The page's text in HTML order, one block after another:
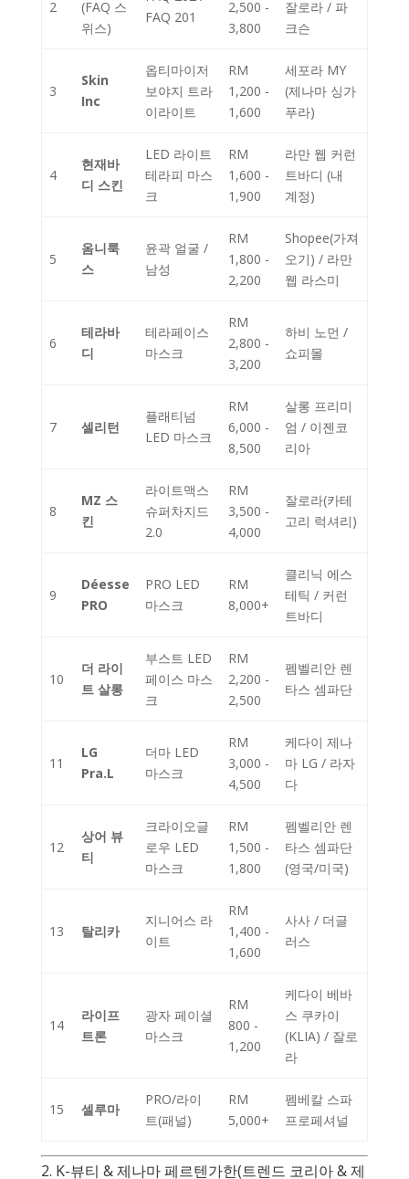
2
(FAQ 스
위스)
FAQ 201
2,500 -
3,800
잘로라 / 파
크슨
3
Skin
Inc
옵티마이저
보야지 트라
이라이트
RM
1,200 -
1,600
세포라 MY
(제나마 싱가
푸라)
4
현재바
디 스킨
LED 라이트
테라피 마스
크
RM
1,600 -
1,900
라만 웹 커런
트바디 (내
계정)
5
옴니룩
스
윤곽 얼굴 /
남성
RM
1,800 -
2,200
Shopee(가져
오기) / 라만
웹 라스미
6
테라바
디
테라페이스
마스크
RM
2,800 -
3,200
하비 노먼 /
쇼피몰
7 셀리턴
플래티넘
LED 마스크
RM
6,000 -
8,500
살롱 프리미
엄 / 이젠코
리아
8
MZ 스
킨
라이트맥스
슈퍼차지드
2.0
RM
3,500 -
4,000
잘로라(카테
고리 럭셔리)
9
Déesse
PRO
PRO LED
마스크
RM
8,000+
클리닉 에스
테틱 / 커런
트바디
10
더 라이
트 살롱
부스트 LED
페이스 마스
크
RM
2,200 -
2,500
펨벨리안 렌
타스 셈파단
11
LG
Pra.L
더마 LED
마스크
RM
3,000 -
4,500
케다이 제나
마 LG / 라자
다
12
상어 뷰
티
크라이오글
로우 LED
마스크
RM
1,500 -
1,800
펨벨리안 렌
타스 셈파단
(영국/미국)
13 탈리카
지니어스 라
이트
RM
1,400 -
1,600
사사 / 더글
러스
14
라이프
트론
광자 페이셜
마스크
RM
800 -
1,200
케다이 베바
스 쿠카이
(KLIA) / 잘로
라
15 셀루마
PRO/라이
트(패널)
RM
5,000+
펨베칼 스파
프로페셔널
2. K-뷰티 & 제나마 페르텐가한(트렌드 코리아 & 제